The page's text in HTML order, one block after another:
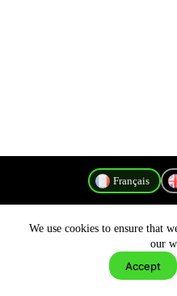
We use cookies to ensure that
our
Accept
Français
Politique de
Copyright © 2026 -